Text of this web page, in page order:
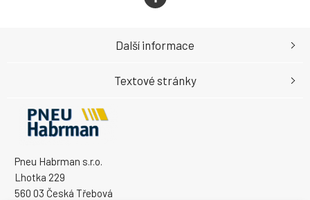
Pneu Habrman s.r.o.
Lhotka 229
560 03 Česká Třebová
Další informace
Textové stránky